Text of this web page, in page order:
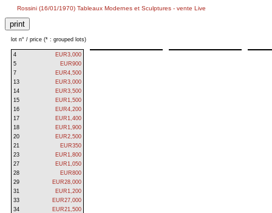
Rossini (16/01/1970) Tableaux Modernes et Sculptures - vente Live
lot n° / price (* : grouped lots)
4
EUR3,000
5
EUR900
7
EUR4,500
13
EUR3,000
14
EUR3,500
15
EUR1,500
16
EUR4,200
17
EUR1,400
18
EUR1,900
20
EUR2,500
21
EUR350
23
EUR1,800
27
EUR1,050
28
EUR800
29
EUR28,000
31
EUR1,200
33
EUR27,000
34
EUR21,500